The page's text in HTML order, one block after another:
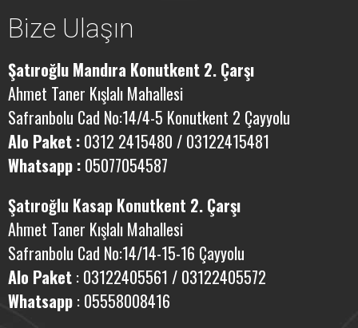
Bize Ulaşın
Şatıroğlu Mandıra Konutkent 2. Çarşı
Ahmet Taner Kışlalı Mahallesi
Safranbolu Cad No:14/4-5 Konutkent 2 Çayyolu
Alo Paket : 0312 2415480 / 03122415481
Whatsapp : 05077054587
Şatıroğlu Kasap Konutkent 2. Çarşı
Ahmet Taner Kışlalı Mahallesi
Safranbolu Cad No:14/14-15-16 Çayyolu
Alo Paket : 03122405561 / 03122405572
Whatsapp : 05558008416